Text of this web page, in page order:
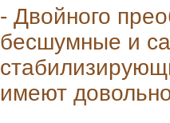
- Двойного
бесшумные и
имеют